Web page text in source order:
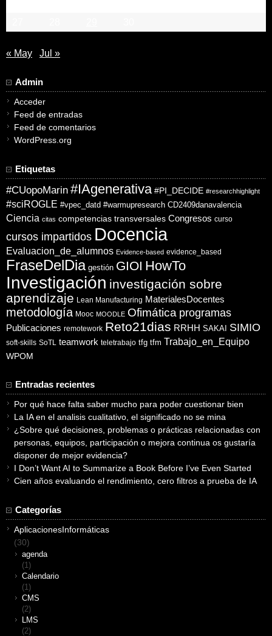
« May Jul »
Admin
Acceder
Feed de entradas
Feed de comentarios
WordPress.org
Etiquetas
#CUopoMarin #IAgenerativa #PI_DECIDE #researchhighlight
#sciROGLE #vpec_datd #warmupresearch CD2409danavalencia
Ciencia citas competencias transversales Congresos curso
cursos impartidos Docencia
Evaluacion_de_alumnos Evidence-based evidence_based
FraseDelDia gestión GIOI HowTo
Investigación investigación sobre
aprendizaje Lean Manufacturing MaterialesDocentes
metodología Mooc MOODLE Ofimática programas
Publicaciones remotework Reto21dias RRHH SAKAI SIMIO
soft-skills SoTL teamwork teletrabajo tfg tfm Trabajo_en_Equipo
WPOM
Entradas recientes
Por qué hace falta saber mucho para poder cuestionar bien
La IA en el analisis cualitativo, el significado no se mina
¿Sobre qué decisiones, problemas o prácticas relacionadas con
personas, equipos, participación o mejora continua os gustaría
disponer de mejor evidencia?
I Don’t Want AI to Summarize a Book Before I’ve Even Started
Cien años evaluando el rendimiento, cero filtros a prueba de IA
Categorías
AplicacionesInformáticas
(30)
agenda
(1)
Calendario
(1)
CMS
(2)
LMS
(2)